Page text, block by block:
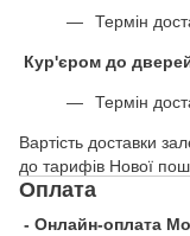
Термін
Кур'єром до
Термін
Вартість доставки
до тарифів Нової
Оплата
- Онлайн-оплата